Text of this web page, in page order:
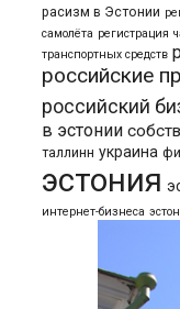
расизм в Эстонии
самолёта регистрация
транспортных средств
российские
российский
в эстонии
таллинн украина
эстония
интернет-бизнеса